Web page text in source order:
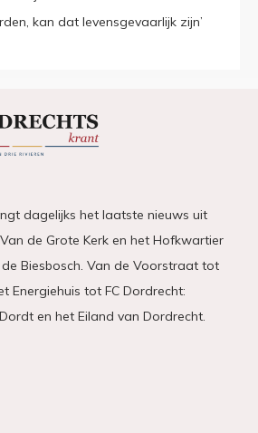
kan dat levensgevaarlijk zijn’
dagelijks het laatste nieuws uit
de Grote Kerk en het Hofkwartier
Biesbosch. Van de Voorstraat tot
Energiehuis tot FC Dordrecht:
en het Eiland van Dordrecht.